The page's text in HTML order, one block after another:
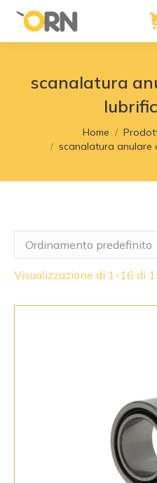
scanalatura
Home
scanalatura anulare
Visualizzazione di 1-16 di